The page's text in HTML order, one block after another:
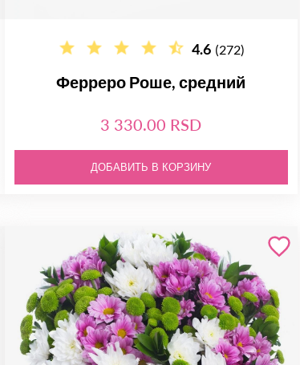
4.6 (272)
Ферреро Роше, средний
3 330.00 RSD
ДОБАВИТЬ В КОРЗИНУ